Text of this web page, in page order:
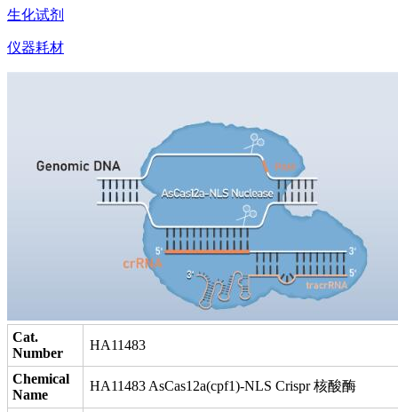
生化试剂
仪器耗材
Cat.
Number
HA11483
Chemical
Name
HA11483 AsCas12a(cpf1)-NLS Crispr 核酸酶